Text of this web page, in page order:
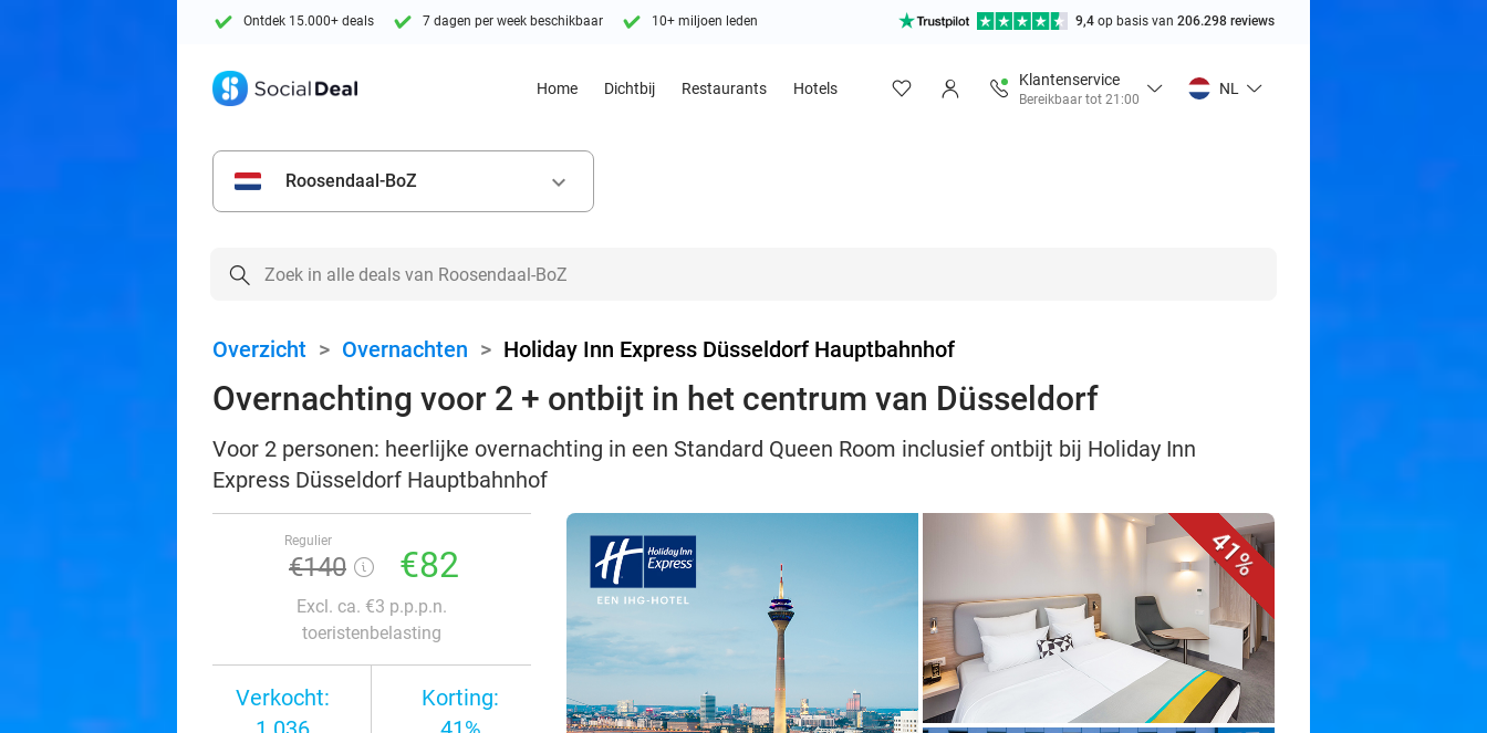
Ontdek 15.000+ deals 7 dagen per week beschikbaar 10+ miljoen leden 9,4 op basis van 206.298 reviews
Home Dichtbij Restaurants Hotels
Klantenservice
Bereikbaar tot 21:00
NL
Roosendaal-BoZ keyboard_arrow_down
Overzicht > Overnachten > Holiday Inn Express Düsseldorf Hauptbahnhof
Overnachting voor 2 + ontbijt in het centrum van Düsseldorf
Voor 2 personen: heerlijke overnachting in een Standard Queen Room inclusief ontbijt bij Holiday Inn
Express Düsseldorf Hauptbahnhof
Regulier
€140 €82
Excl. ca. €3 p.p.p.n.
toeristenbelasting
Verkocht:
Korting:
41%